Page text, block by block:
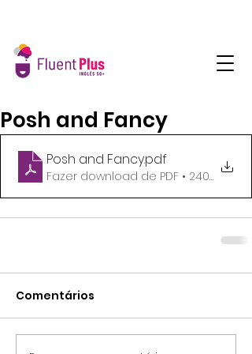
Posh and Fancy
Posh and Fancy.pdf
Fazer download de PDF • 240KB
Comentários